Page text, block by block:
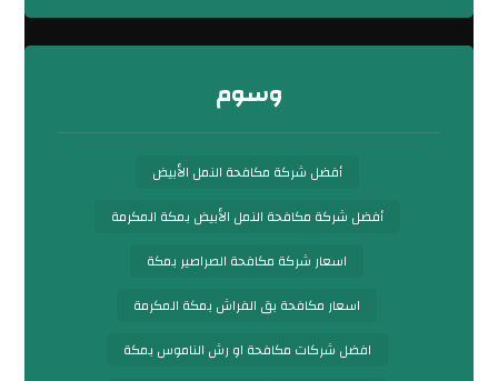
وسوم
أفضل شركة مكافحة النمل الأبيض
أفضل شركة مكافحة النمل الأبيض بمكة المكرمة
اسعار شركة مكافحة الصراصير بمكة
اسعار مكافحة بق الفراش بمكة المكرمة
افضل شركات مكافحة او رش الناموس بمكة